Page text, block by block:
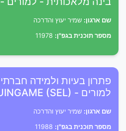
שם ארגון: שמיר יעוץ והדרכה
מספר תוכנית בגפ"ן:
למורים - UINGAME (SEL)
שם ארגון: שמיר יעוץ והדרכה
מספר תוכנית בגפ"ן: